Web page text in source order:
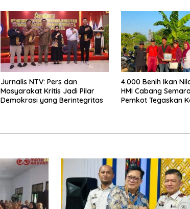
Jurnalis NTV: Pers dan
Masyarakat Kritis Jadi Pilar
Demokrasi yang Berintegritas
4.000 Benih Ikan
HMI Cabang
Pemkot Tegaskan